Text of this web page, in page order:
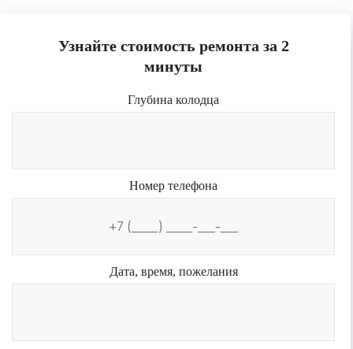
Узнайте стоимость ремонта за 2
минуты
Глубина колодца
Номер телефона
Дата, время, пожелания